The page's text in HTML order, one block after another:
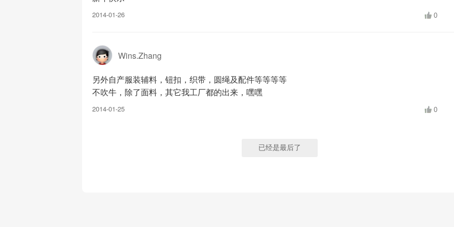
2014-01-26 0
Wins.Zhang
另外自产服装辅料，钮扣，织带，圆绳及配件等等等等
不吹牛，除了面料，其它我工厂都的出来，嘿嘿
2014-01-25 0
已经是最后了